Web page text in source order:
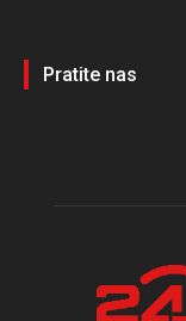
Pratite nas